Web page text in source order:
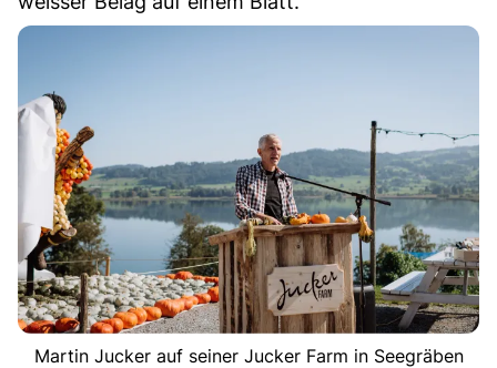
Martin Jucker auf seiner Jucker Farm in Seegräben